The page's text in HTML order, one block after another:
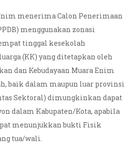
menerima Calon Penerimaan
menggunakan zonasi
tinggal kesekolah
(KK) yang ditetapkan oleh
dan Kebudayaan Muara Enim
baik dalam maupun luar provinsi
Sektoral) dimungkinkan dapat
dalam Kabupaten/Kota, apabila
menunjukkan bukti Fisik
tua/wali.